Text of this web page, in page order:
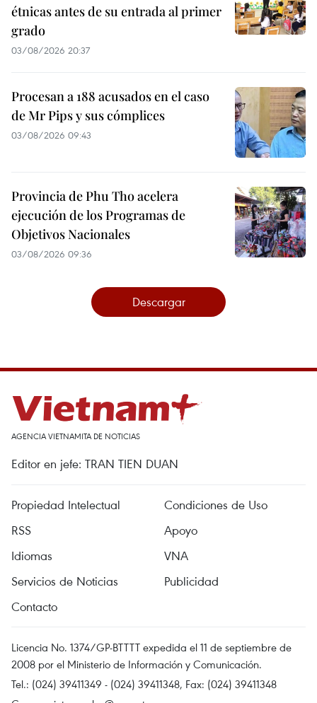
étnicas antes de su entrada al primer
grado
03/08/2026 20:37
Procesan a 188 acusados en el caso
de Mr Pips y sus cómplices
03/08/2026 09:43
Provincia de Phu Tho acelera
ejecución de los Programas de
Objetivos Nacionales
03/08/2026 09:36
Descargar
AGENCIA VIETNAMITA DE NOTICIAS
Editor en jefe: TRAN TIEN DUAN
Propiedad Intelectual
Condiciones de Uso
RSS
Apoyo
Idiomas
VNA
Servicios de Noticias
Publicidad
Contacto
Licencia No. 1374/GP-BTTTT expedida el 11 de septiembre de
2008 por el Ministerio de Información y Comunicación.
Tel.: (024) 39411349 - (024) 39411348, Fax: (024) 39411348